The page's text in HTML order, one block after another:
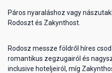
Páros nyaraláshoz vagy
Rodoszt és Zakynthost.
Rodosz messze földről híres
romantikus zegzugairól és
inclusive hoteljeiról, míg